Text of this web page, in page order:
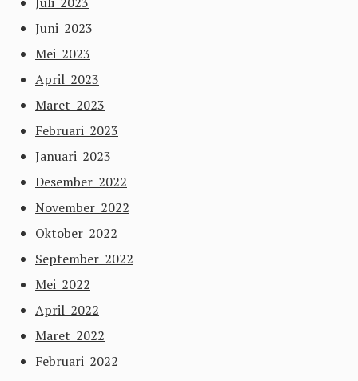
Juni 2023
Mei 2023
April 2023
Maret 2023
Februari 2023
Januari 2023
Desember 2022
November 2022
Oktober 2022
September 2022
Mei 2022
April 2022
Maret 2022
Februari 2022